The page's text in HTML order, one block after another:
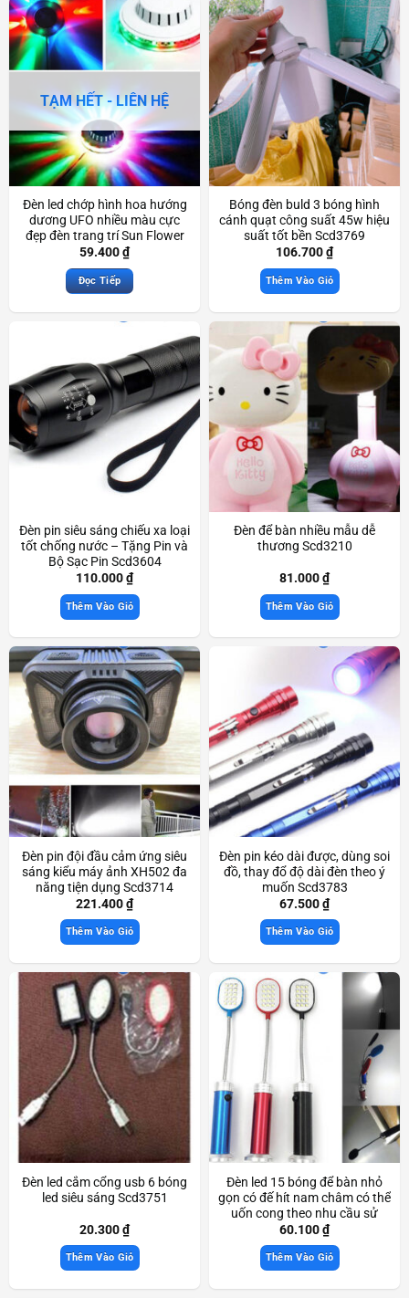
TẠM HẾT - LIÊN HỆ
Đèn led chớp hình hoa hướng
dương UFO nhiều màu cực
đẹp đèn trang trí Sun Flower
Led Light đẹp mắt Scd3740
59.400₫
Đọc Tiếp
Bóng đèn buld 3 bóng hình
cánh quạt công suất 45w hiệu
suất tốt bền Scd3769
106.700₫
Thêm Vào Giỏ
Đèn pin siêu sáng chiếu xa loại
tốt chống nước – Tặng Pin và
Bộ Sạc Pin Scd3604
110.000₫
Thêm Vào Giỏ
Đèn để bàn nhiều mẫu dễ
thương Scd3210
81.000₫
Thêm Vào Giỏ
Đèn pin đội đầu cảm ứng siêu
sáng kiểu máy ảnh XH502 đa
năng tiện dụng Scd3714
221.400₫
Thêm Vào Giỏ
Đèn pin kéo dài được, dùng soi
đồ, thay đổ độ dài đèn theo ý
muốn Scd3783
67.500₫
Thêm Vào Giỏ
Đèn led cắm cổng usb 6 bóng
led siêu sáng Scd3751
20.300₫
Thêm Vào Giỏ
Đèn led 15 bóng để bàn nhỏ
gọn có đế hít nam châm có thể
uốn cong theo nhu cầu sử
dụng Scd3477
60.100₫
Thêm Vào Giỏ